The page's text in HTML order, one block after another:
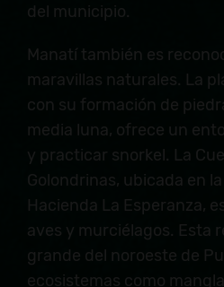
del municipio.
Manatí también es
maravillas naturales. La
con su formación de
media luna, ofrece un
y practicar snorkel. La
Golondrinas, ubicada en
Hacienda La Esperanza,
aves y murciélagos. Esta
grande del noroeste de
ecosistemas como